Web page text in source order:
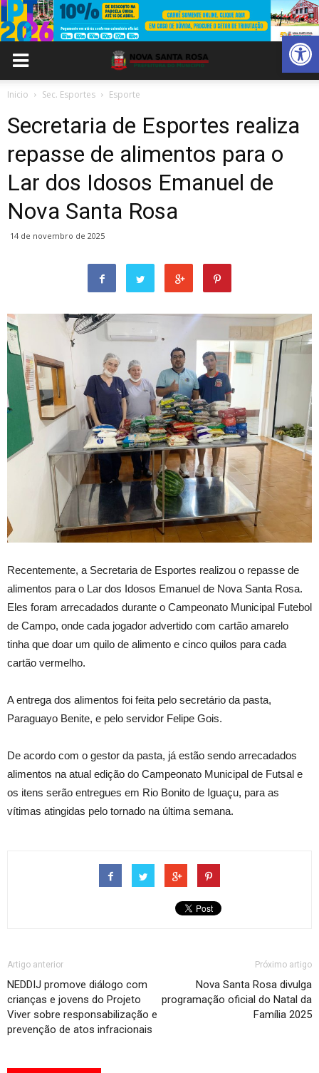
Abrir
Inicio Sec. Esportes Esporte
Secretaria de Esportes realiza
repasse de alimentos para o
Lar dos Idosos Emanuel de
Nova Santa Rosa
14 de novembro de 2025
Recentemente, a Secretaria de Esportes realizou o repasse de
alimentos para o Lar dos Idosos Emanuel de Nova Santa Rosa.
Eles foram arrecadados durante o Campeonato Municipal Futebol
de Campo, onde cada jogador advertido com cartão amarelo
tinha que doar um quilo de alimento e cinco quilos para cada
cartão vermelho.
A entrega dos alimentos foi feita pelo secretário da pasta,
Paraguayo Benite, e pelo servidor Felipe Gois.
De acordo com o gestor da pasta, já estão sendo arrecadados
alimentos na atual edição do Campeonato Municipal de Futsal e
os itens serão entregues em Rio Bonito de Iguaçu, para as
vítimas atingidas pelo tornado na última semana.
Artigo anterior
NEDDIJ promove diálogo com
crianças e jovens do Projeto
Viver sobre responsabilização e
prevenção de atos infracionais
Próximo artigo
Nova Santa Rosa divulga
programação oficial do Natal da
Família 2025